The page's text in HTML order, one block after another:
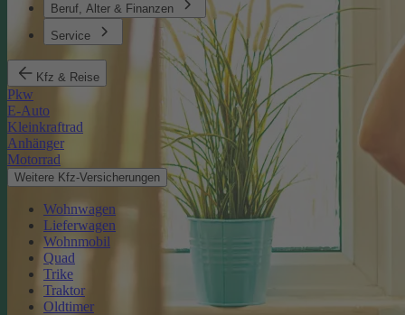
Beruf, Alter & Finanzen
Service
Kfz & Reise
Pkw
E-Auto
Kleinkraftrad
Anhänger
Motorrad
Weitere Kfz-Versicherungen
Wohnwagen
Lieferwagen
Wohnmobil
Quad
Trike
Traktor
Oldtimer